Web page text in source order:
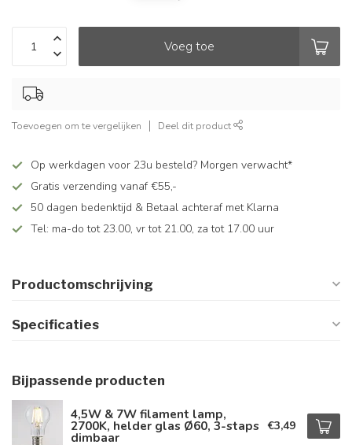
Voeg toe
Toevoegen om te vergelijken Deel dit product
Op werkdagen voor 23u besteld? Morgen verwacht*
Gratis verzending vanaf €55,-
50 dagen bedenktijd & Betaal achteraf met Klarna
Tel: ma-do tot 23.00, vr tot 21.00, za tot 17.00 uur
Productomschrijving
Specificaties
Bijpassende producten
4,5W & 7W filament lamp,
2700K, helder glas Ø60, 3-staps
dimbaar
€3,49